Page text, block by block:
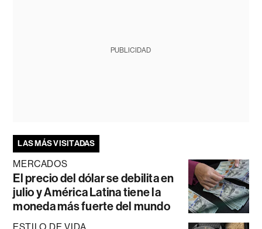
PUBLICIDAD
LAS MÁS VISITADAS
MERCADOS
El precio del dólar se debilita en
julio y América Latina tiene la
moneda más fuerte del mundo